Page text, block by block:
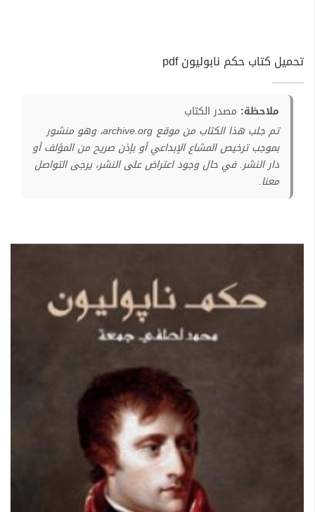
تحميل كتاب حكم نابوليون pdf
ملاحظة: مصدر الكتاب
تم جلب هذا الكتاب من موقع archive.org، وهو منشور
بموجب ترخيص المشاع الإبداعي أو بإذن صريح من المؤلف أو
دار النشر. في حال وجود اعتراض على النشر، يرجى التواصل
معنا.